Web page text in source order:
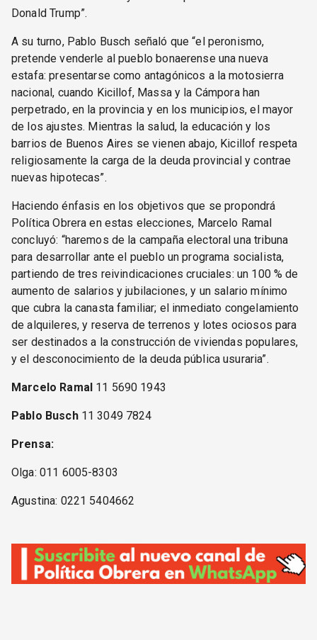
Donald Trump”.
A su turno, Pablo Busch señaló que “el peronismo,
pretende venderle al pueblo bonaerense una nueva
estafa: presentarse como antagónicos a la motosierra
nacional, cuando Kicillof, Massa y la Cámpora han
perpetrado, en la provincia y en los municipios, el mayor
de los ajustes. Mientras la salud, la educación y los
barrios de Buenos Aires se vienen abajo, Kicillof respeta
religiosamente la carga de la deuda provincial y contrae
nuevas hipotecas”.
Haciendo énfasis en los objetivos que se propondrá
Política Obrera en estas elecciones, Marcelo Ramal
concluyó: “haremos de la campaña electoral una tribuna
para desarrollar ante el pueblo un programa socialista,
partiendo de tres reivindicaciones cruciales: un 100 % de
aumento de salarios y jubilaciones, y un salario mínimo
que cubra la canasta familiar; el inmediato congelamiento
de alquileres, y reserva de terrenos y lotes ociosos para
ser destinados a la construcción de viviendas populares,
y el desconocimiento de la deuda pública usuraria”.
Marcelo Ramal11 5690 1943
Pablo Busch11 3049 7824
Prensa:
Olga: 011 6005-8303
Agustina: 0221 5404662